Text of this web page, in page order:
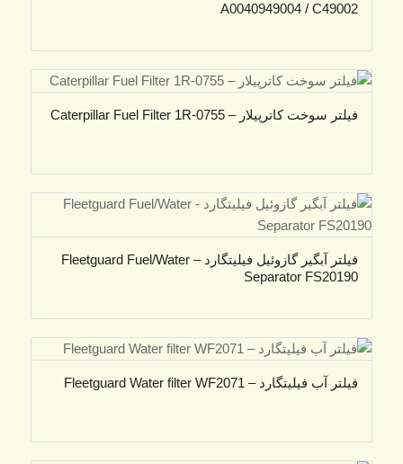
A0040949004 / C49002
فیلتر سوخت کاترپیلار – Caterpillar Fuel Filter 1R-0755
فیلتر آبگیر گازوئیل فیلیتگارد – Fleetguard Fuel/Water
Separator FS20190
فیلتر آب فیلیتگارد – Fleetguard Water filter WF2071